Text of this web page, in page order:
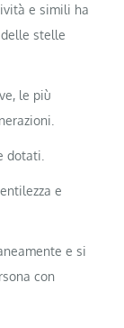
e simili ha
stelle
le più
dotati.
e
e si
con